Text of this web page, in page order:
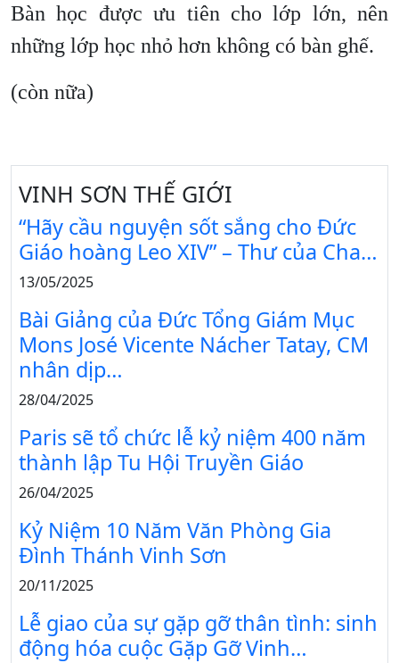
Bàn học được ưu tiên cho lớp lớn, nên
những lớp học nhỏ hơn không có bàn ghế.
(còn nữa)
VINH SƠN THẾ GIỚI
“Hãy cầu nguyện sốt sắng cho Đức
Giáo hoàng Leo XIV” – Thư của Cha…
13/05/2025
Bài Giảng của Đức Tổng Giám Mục
Mons José Vicente Nácher Tatay, CM
nhân dịp…
28/04/2025
Paris sẽ tổ chức lễ kỷ niệm 400 năm
thành lập Tu Hội Truyền Giáo
26/04/2025
Kỷ Niệm 10 Năm Văn Phòng Gia
Đình Thánh Vinh Sơn
20/11/2025
Lễ giao của sự gặp gỡ thân tình: sinh
động hóa cuộc Gặp Gỡ Vinh…